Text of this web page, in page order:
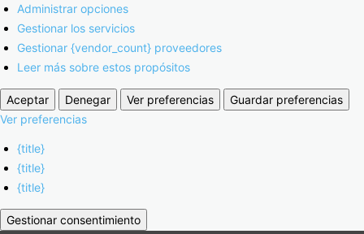
Administrar opciones
Gestionar los servicios
Gestionar {vendor_count} proveedores
Leer más sobre estos propósitos
Aceptar Denegar Ver preferencias
Guardar preferencias
Ver preferencias
{title}
{title}
{title}
Gestionar consentimiento